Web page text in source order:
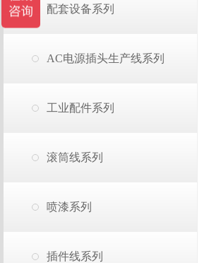
配套设备系列
AC电源插头生产线系列
工业配件系列
滚筒线系列
喷漆系列
插件线系列